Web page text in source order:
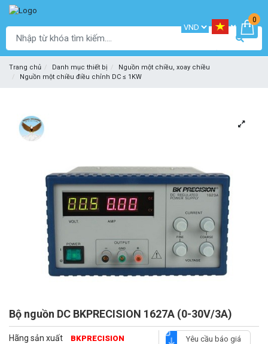
0
Trang chủ Danh mục thiết bị
Nguồn một chiều, xoay chiều
Nguồn một chiều điều chỉnh DC ≤ 1KW
Bộ nguồn DC BKPRECISION 1627A (0-30V/3A)
Hãng sản xuất BKPRECISION Yêu cầu báo giá